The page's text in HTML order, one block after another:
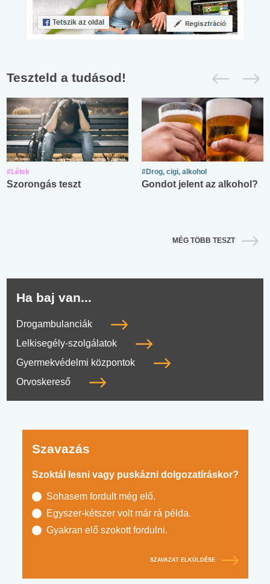
Teszteld a tudásod!
#Lélek
Szorongás teszt
#Drog, cigi, alkohol
Gondot jelent az alkohol?
MÉG TÖBB TESZT
Ha baj van...
Drogambulanciák
Lelkisegély-szolgálatok
Gyermekvédelmi központok
Orvoskereső
Szavazás
Szoktál lesni vagy puskázni dolgozatíráskor?
Sohasem fordult még elő.
Egyszer-kétszer volt már rá példa.
Gyakran elő szokott fordulni.
SZAVAZAT ELKÜLDÉSE